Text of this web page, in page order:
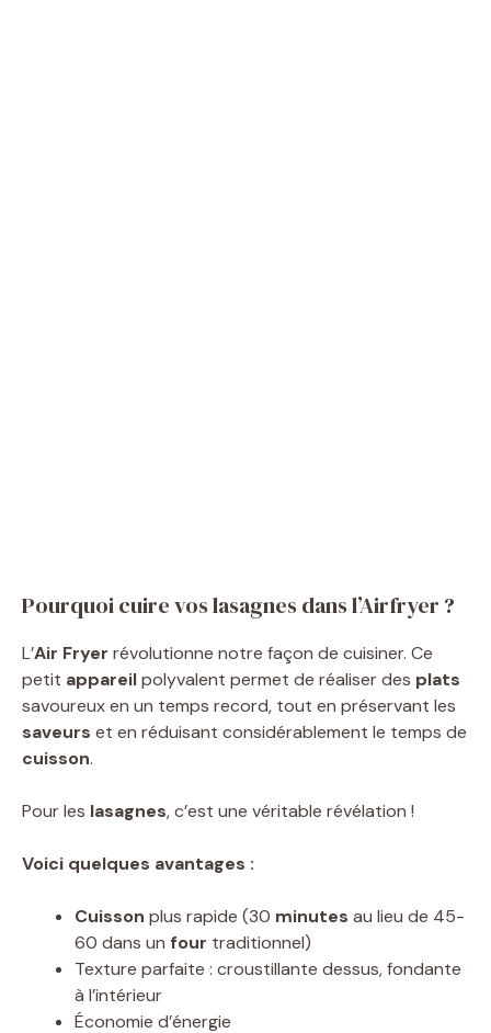
Pourquoi cuire vos lasagnes dans l’Airfryer ?
L’Air Fryer révolutionne notre façon de cuisiner. Ce
petit appareilpolyvalent permet de réaliser des plats
savoureux en un temps record, tout en préservant les
saveurs et en réduisant considérablement le temps de
cuisson.
Pour les lasagnes, c’est une véritable révélation !
Voici quelques avantages :
Cuisson plus rapide (30 minutes au lieu de 45-
60 dans un four traditionnel)
Texture parfaite : croustillante dessus, fondante
à l’intérieur
Économie d’énergie